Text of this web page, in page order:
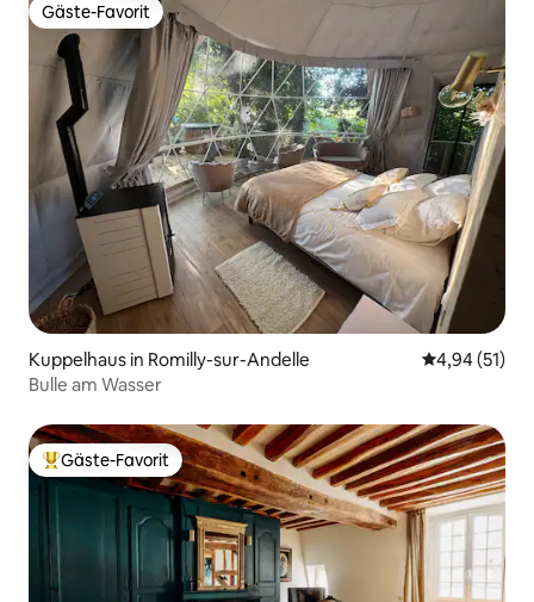
Gäste-Favorit
Gäste-Favorit
Kuppelhaus in Romilly-sur-Andelle
4,94 (51)
Bulle am Wasser
Beliebter Gäste-Favorit.
Gäste-Favorit